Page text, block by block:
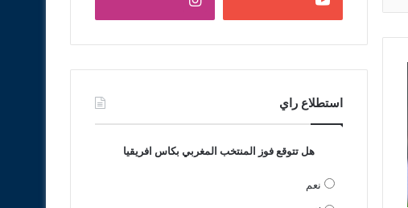
استطلاع راي
هل تتوقع فوز المنتخب المغربي بكاس افريقيا
نعم